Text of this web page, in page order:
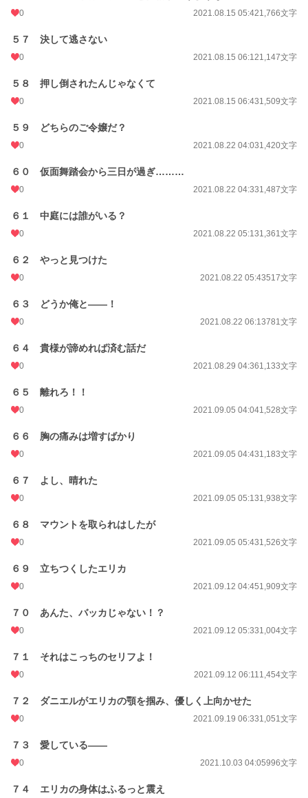
0 2021.08.15 05:421,766文字
５７ 決して逃さない
0 2021.08.15 06:121,147文字
５８ 押し倒されたんじゃなくて
0 2021.08.15 06:431,509文字
５９ どちらのご令嬢だ？
0 2021.08.22 04:031,420文字
６０ 仮面舞踏会から三日が過ぎ………
0 2021.08.22 04:331,487文字
６１ 中庭には誰がいる？
0 2021.08.22 05:131,361文字
６２ やっと見つけた
0 2021.08.22 05:43517文字
６３ どうか俺と――！
0 2021.08.22 06:13781文字
６４ 貴様が諦めれば済む話だ
0 2021.08.29 04:361,133文字
６５ 離れろ！！
0 2021.09.05 04:041,528文字
６６ 胸の痛みは増すばかり
0 2021.09.05 04:431,183文字
６７ よし、晴れた
0 2021.09.05 05:131,938文字
６８ マウントを取られはしたが
0 2021.09.05 05:431,526文字
６９ 立ちつくしたエリカ
0 2021.09.12 04:451,909文字
７０ あんた、バッカじゃない！？
0 2021.09.12 05:331,004文字
７１ それはこっちのセリフよ！
0 2021.09.12 06:111,454文字
７２ ダニエルがエリカの顎を掴み、優しく上向かせた
0 2021.09.19 06:331,051文字
７３ 愛している――
0 2021.10.03 04:05996文字
７４ エリカの身体はふるっと震え